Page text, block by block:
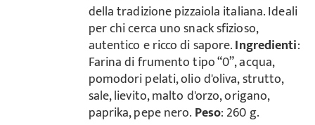
della tradizione pizzaiola italiana. Ideali
per chi cerca uno snack sfizioso,
autentico e ricco di sapore.Ingredienti:
Farina di frumento tipo “0”, acqua,
pomodori pelati, olio d'oliva, strutto,
sale, lievito, malto d'orzo, origano,
paprika, pepe nero. Peso: 260 g.